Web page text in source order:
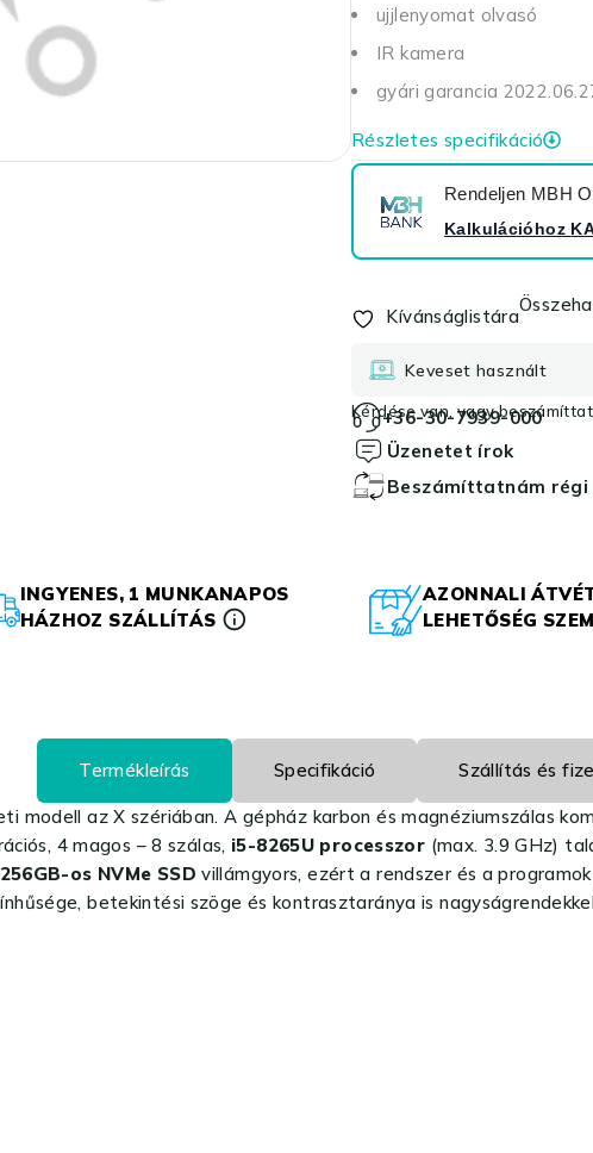
ujjlenyomat olvasó
IR kamera
gyári garancia
Részletes specifikáció
Rendeljen MBH
Kalkulációhoz
Kívánságlistára
Keveset használt
Kérdése van, vagy
+36-30-7939-000
Üzenetet írok
Beszámíttatnám
INGYENES, 1 MUNKANAPOS
HÁZHOZ SZÁLLÍTÁS
AZONNALI
LEHETŐSÉG
Termékleírás Specifikáció Szállítás és
modell az X szériában. A gépház karbon és magnéziumszálas
4 magos – 8 szálas, i5-8265U processzor (max. 3.9 GHz)
256GB-os NVMe SSD villámgyors, ezért a rendszer és a
betekintési szöge és kontrasztaránya is